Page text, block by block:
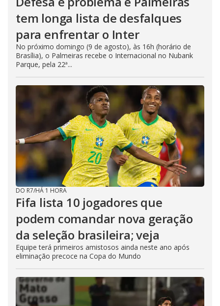
tem longa lista de desfalques
para enfrentar o Inter
No próximo domingo (9 de agosto), às 16h (horário de
Brasília), o Palmeiras recebe o Internacional no Nubank
Parque, pela 22ª...
DO R7/HÁ 1 HORA
Fifa lista 10 jogadores que
podem comandar nova geração
da seleção brasileira; veja
Equipe terá primeiros amistosos ainda neste ano após
eliminação precoce na Copa do Mundo